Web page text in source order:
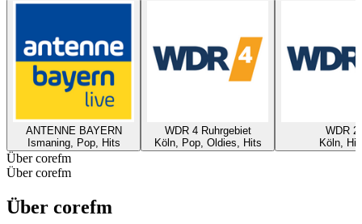
ANTENNE BAYERN
Ismaning, Pop, Hits
WDR 4 Ruhrgebiet
Köln, Pop, Oldies, Hits
WDR 2
Köln,
Über corefm
Über corefm
Über corefm